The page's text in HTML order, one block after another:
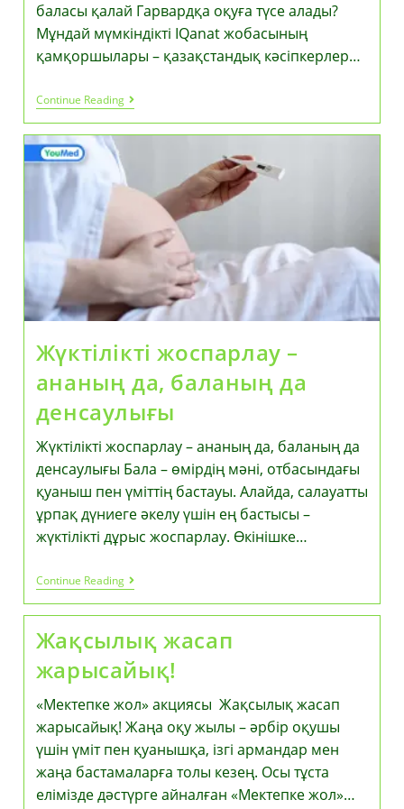
баласы қалай Гарвардқа оқуға түсе алады?
Мұндай мүмкіндікті IQanat жобасының
қамқоршылары – қазақстандық кәсіпкерлер…
Continue ReadingГарвардқа
Жолдама!
Қазақстанның
Ауылдарындағы
64
000
Бала
Әлемнің
Үздік
ЖОО-
На
Мүмкіндігі
Үшін
Сайысуда
Жүктілікті жоспарлау –
ананың да, баланың да
денсаулығы
Жүктілікті жоспарлау – ананың да, баланың да
денсаулығы Бала – өмірдің мәні, отбасындағы
қуаныш пен үміттің бастауы. Алайда, салауатты
ұрпақ дүниеге әкелу үшін ең бастысы –
жүктілікті дұрыс жоспарлау. Өкінішке…
Continue ReadingЖүктілікті
Жоспарлау
–
Да,
Баланың
Да
Денсаулығы
Жақсылық жасап
жарысайық!
«Мектепке жол» акциясы Жақсылық жасап
жарысайық! Жаңа оқу жылы – әрбір оқушы
үшін үміт пен қуанышқа, ізгі армандар мен
жаңа бастамаларға толы кезең. Осы тұста
елімізде дәстүрге айналған «Мектепке жол»…